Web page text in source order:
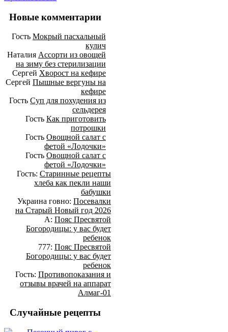
Новые комментарии
Гость Мокрый пасхальный
кулич
Наталия Ассорти из овощей
на зиму без стерилизации
Сергей Хворост на кефире
Сергей Пышные вергуны на
кефире
Гость Суп для похудения из
сельдерея
Гость Как приготовить
потрошки
Гость Овощной салат с
фетой «Лодочки»
Гость Овощной салат с
фетой «Лодочки»
Гость: Старинные рецепты
хлеба как пекли наши
бабушки
Украина говно: Посевалки
на Старый Новый год 2026
А: Пояс Пресвятой
Богородицы: у вас будет
ребенок
777: Пояс Пресвятой
Богородицы: у вас будет
ребенок
Гость: Противопоказания и
отзывы врачей на аппарат
Алмаг-01
Случайные рецепты